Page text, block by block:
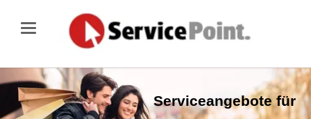
Serviceangebote für